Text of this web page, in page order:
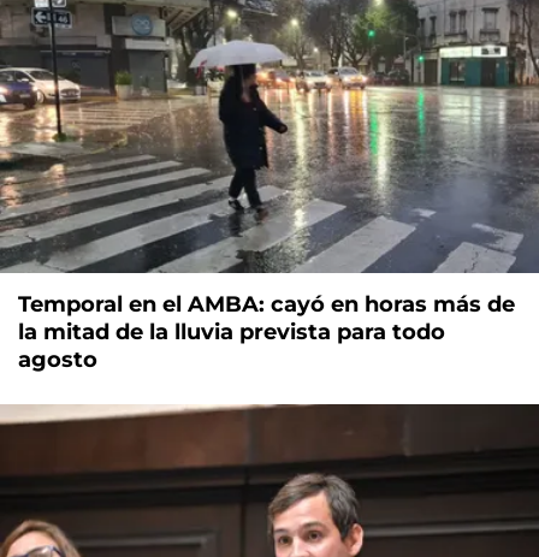
Temporal en el AMBA: cayó en horas más de
la mitad de la lluvia prevista para todo
agosto